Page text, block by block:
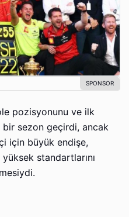
pozisyonunu ve ilk
bir sezon geçirdi, ancak
için büyük endişe,
standartlarını